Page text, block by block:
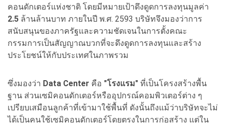
คอนดักเตอร์แห่งชาติ โดยมีหมายเป้าดึงดูดการลงทุนมูลค่า
2.5 ล้านล้านบาท ภายในปี พ.ศ. 2593 บริษัทจึงมองว่าการ
สนับสนุนของภาครัฐและความชัดเจนในการตั้งคณะ
กรรมการเป็นสัญญาณบวกที่จะดึงดูดการลงทุนและสร้าง
ประโยชน์ให้กับประเทศในภาพรวม
ซึ่งมองว่า Data Center คือ "โรงแรม" ที่เป็นโครงสร้างพื้น
ฐาน ส่วนเซมิคอนดักเตอร์หรืออุปกรณ์คอมพิวเตอร์ต่าง ๆ
เปรียบเสมือนลูกค้าที่เข้ามาใช้พื้นที่ ดังนั้นถึงแม้ว่าบริษัทจะไม่
ได้เป็นคนใช้เซมิคอนดักเตอร์โดยตรงในการก่อสร้าง แต่ใน